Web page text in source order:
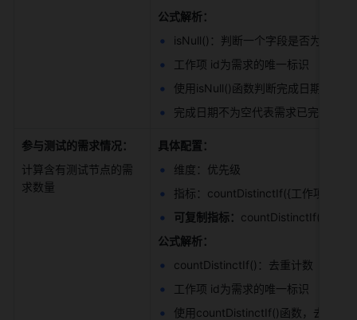
公式解析：
isNull()：判断一个字段是否为空，
工作项 id为需求的唯一标识
使用isNull()函数判断完成日期是否
完成日期不为空代表需求已完成，
参与测试的需求情况：
计算含有测试节点的需
求数量
具体配置：
维度：优先级
指标：countDistinctIf({工作项id},{
可复制指标： countDistinctIf(${工
公式解析：
countDistinctIf()：去重计数（带条
工作项 id为需求的唯一标识
使用countDistinctIf()函数，去重计